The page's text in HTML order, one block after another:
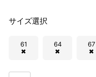
サイズ選択
61
✖
64
✖
67
✖